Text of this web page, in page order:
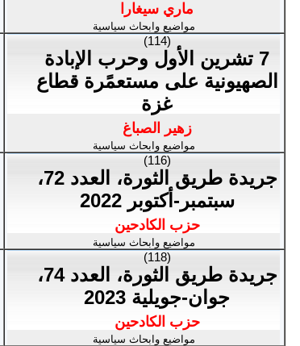
ماري سيغارا
مواضيع وابحاث سياسية
(114)
7 تشرين الأول وحرب الإبادة
الصهيونية على مستعمًرة قطاع
غزة
زهير الصباغ
مواضيع وابحاث سياسية
(116)
جريدة طريق الثورة، العدد 72،
سبتمبر-أكتوبر 2022
حزب الكادحين
مواضيع وابحاث سياسية
(118)
جريدة طريق الثورة، العدد 74،
جوان-جويلية 2023
حزب الكادحين
مواضيع وابحاث سياسية